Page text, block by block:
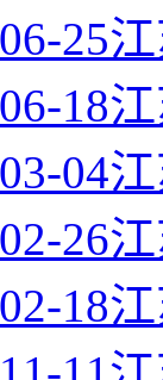
25
18
04
26
18